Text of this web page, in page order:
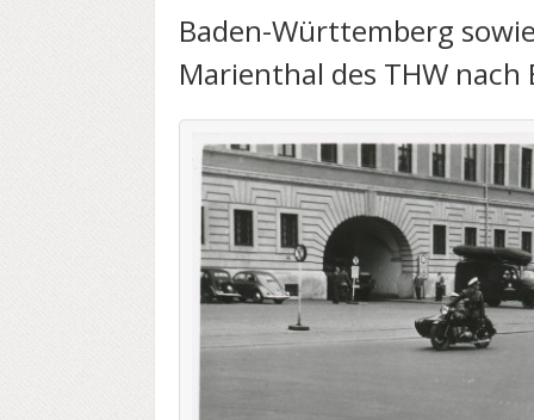
Baden-Württemberg
Marienthal des THW